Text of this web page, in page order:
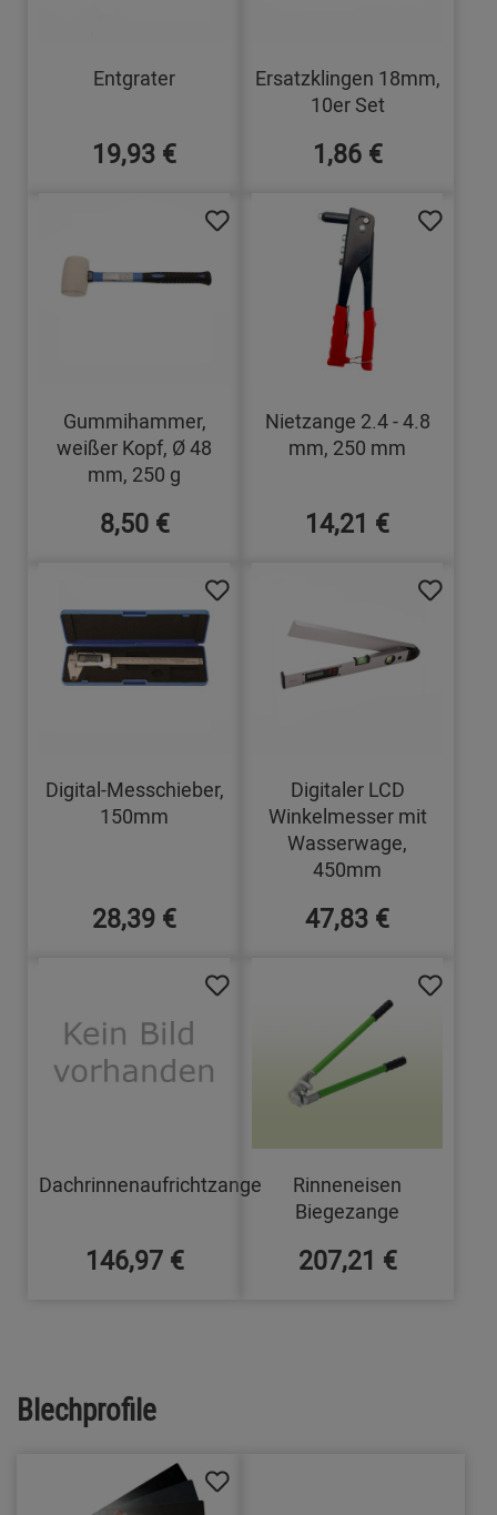
Entgrater
19,93 €
Ersatzklingen 18mm,
10er Set
1,86 €
Gummihammer,
weißer Kopf, Ø 48
mm, 250 g
8,50 €
Nietzange 2.4 - 4.8
mm, 250 mm
14,21 €
Digital-Messchieber,
150mm
28,39 €
Digitaler LCD
Winkelmesser mit
Wasserwage,
450mm
47,83 €
Dachrinnenaufrichtzange
146,97 €
Rinneneisen
Biegezange
207,21 €
Blechprofile